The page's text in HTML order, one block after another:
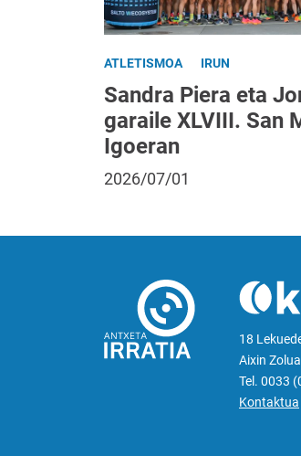
ATLETISMOA IRUN
Sandra Piera eta
garaile XLVIII. San
Igoeran
2026/07/01
18
Aixin
Tel. 0033
Kontaktua